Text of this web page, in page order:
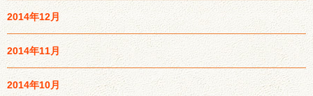
2014年12月
2014年11月
2014年10月